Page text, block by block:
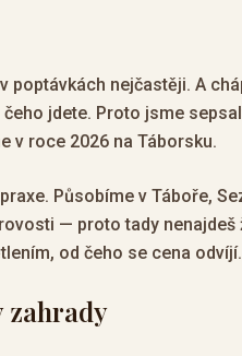
poptávkách nejčastěji. A
jdete. Proto jsme
v roce 2026 na Táborsku.
Působíme v Táboře,
— proto tady nenajdeš
od čeho se cena odvíjí.
zahrady